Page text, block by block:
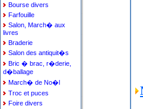
Bourse divers
Farfouille
Salon, March� aux
livres
Braderie
Salon des antiquit�s
Bric � brac, r�derie,
d�ballage
March� de No�l
Troc et puces
Foire divers